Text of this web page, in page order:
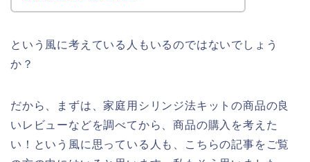
という風に考えている人もいるのではないでしょう
か？
だから、まずは、家庭用シリンジ法キットの商品の良
いレビューなどを調べてから、商品の購入を考えた
い！という風に思っている人も、こちらの記事をご覧